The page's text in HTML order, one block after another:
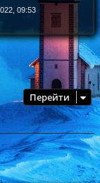
09:53
Перейти